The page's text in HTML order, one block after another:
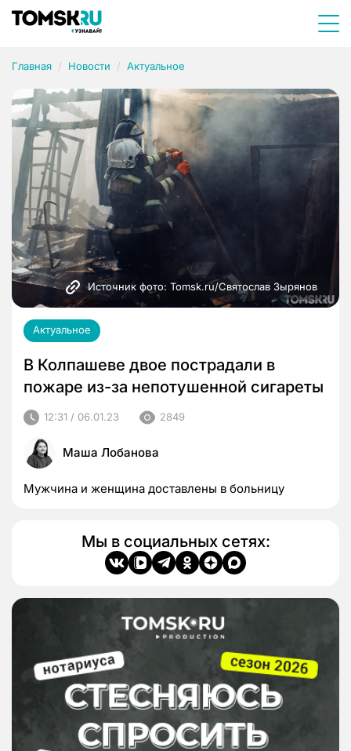
Главная Новости Актуальное
Источник фото: Tomsk.ru/Святослав Зырянов
Актуальное
В Колпашеве двое пострадали в
пожаре из-за непотушенной сигареты
12:31 / 06.01.23 2849
Маша Лобанова
Мужчина и женщина доставлены в больницу
Мы в социальных сетях: